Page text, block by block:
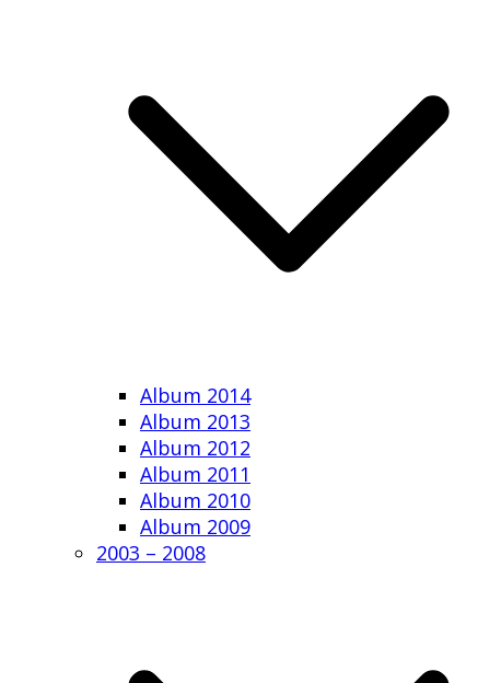
Album 2014
Album 2013
Album 2012
Album 2011
Album 2010
Album 2009
2003 – 2008